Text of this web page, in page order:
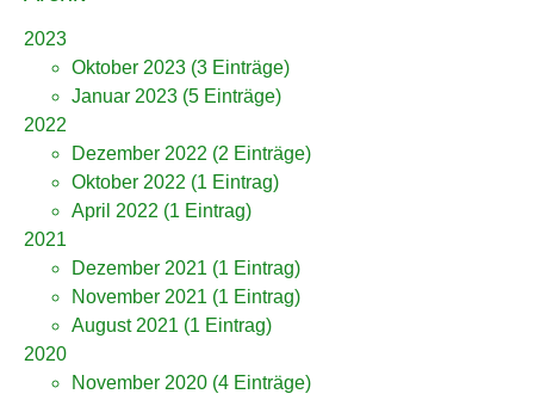
2023
Oktober 2023 (3 Einträge)
Januar 2023 (5 Einträge)
2022
Dezember 2022 (2 Einträge)
Oktober 2022 (1 Eintrag)
April 2022 (1 Eintrag)
2021
Dezember 2021 (1 Eintrag)
November 2021 (1 Eintrag)
August 2021 (1 Eintrag)
2020
November 2020 (4 Einträge)